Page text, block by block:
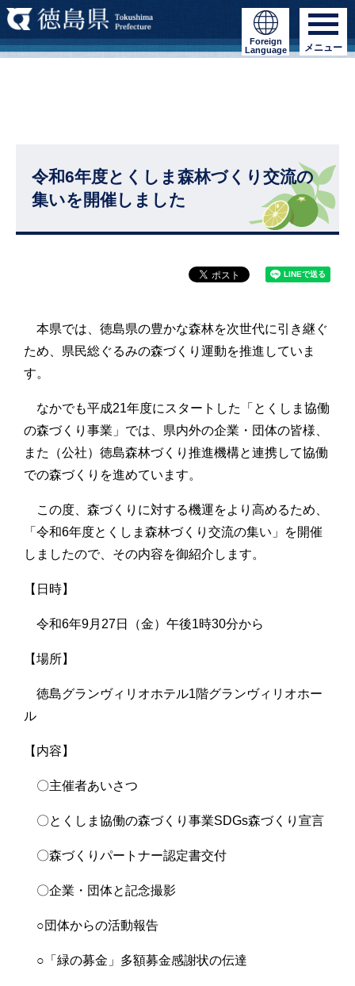
Foreign
Language
メニュー
令和6年度とくしま森林づくり交流の
集いを開催しました
本県では、徳島県の豊かな森林を次世代に引き継ぐ
ため、県民総ぐるみの森づくり運動を推進していま
す。
なかでも平成21年度にスタートした「とくしま協働
の森づくり事業」では、県内外の企業・団体の皆様、
また（公社）徳島森林づくり推進機構と連携して協働
での森づくりを進めています。
この度、森づくりに対する機運をより高めるため、
「令和6年度とくしま森林づくり交流の集い」を開催
しましたので、その内容を御紹介します。
【日時】
令和6年9月27日（金）午後1時30分から
【場所】
徳島グランヴィリオホテル1階グランヴィリオホー
ル
【内容】
〇主催者あいさつ
〇とくしま協働の森づくり事業SDGs森づくり宣言
〇森づくりパートナー認定書交付
〇企業・団体と記念撮影
○団体からの活動報告
○「緑の募金」多額募金感謝状の伝達